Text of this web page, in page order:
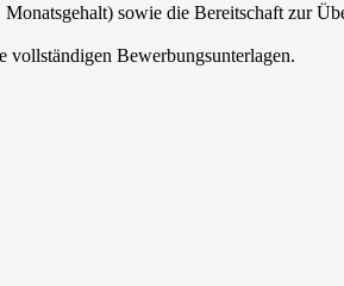
sowie die Bereitschaft zur
vollständigen Bewerbungsunterlagen.